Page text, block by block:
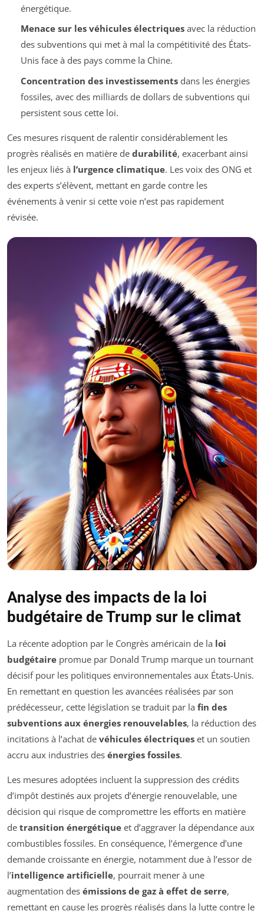
énergétique.
Menace sur les véhicules électriquesavec la réduction
des subventions qui met à mal la compétitivité des États-
Unis face à des pays comme la Chine.
Concentration des investissementsdans les énergies
fossiles, avec des milliards de dollars de subventions qui
persistent sous cette loi.
Ces mesures risquent de ralentir considérablement les
progrès réalisés en matière de durabilité, exacerbant ainsi
les enjeux liés à l’urgence climatique. Les voix des ONG et
des experts s’élèvent, mettant en garde contre les
événements à venir si cette voie n’est pas rapidement
révisée.
Analyse des impacts de la loi
budgétaire de Trump sur le climat
La récente adoption par le Congrès américain de la loi
budgétaire promue par Donald Trump marque un tournant
décisif pour les politiques environnementales aux États-Unis.
En remettant en question les avancées réalisées par son
prédécesseur, cette législation se traduit par la fin des
subventions aux énergies renouvelables, la réduction des
incitations à l’achat de véhicules électriques et un soutien
accru aux industries des énergies fossiles.
Les mesures adoptées incluent la suppression des crédits
d’impôt destinés aux projets d’énergie renouvelable, une
décision qui risque de compromettre les efforts en matière
de transition énergétique et d’aggraver la dépendance aux
combustibles fossiles. En conséquence, l’émergence d’une
demande croissante en énergie, notamment due à l’essor de
l’intelligence artificielle, pourrait mener à une
augmentation des émissions de gaz à effet de serre,
remettant en cause les progrès réalisés dans la lutte contre le